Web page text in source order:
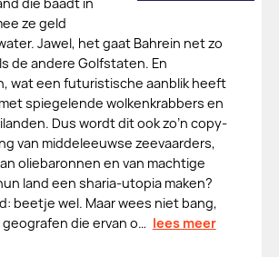
ze geld
Jawel, het gaat Bahrein net zo
de andere Golfstaten. En
wat een futuristische aanblik heeft
spiegelende wolkenkrabbers en
Dus wordt dit ook zo’n copy-
van middeleeuwse zeevaarders,
oliebaronnen en van machtige
land een sharia-utopia maken?
beetje wel. Maar wees niet bang,
die ervan o… lees meer